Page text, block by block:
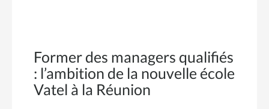
Former des managers qualifiés
: l’ambition de la nouvelle école
Vatel à la Réunion